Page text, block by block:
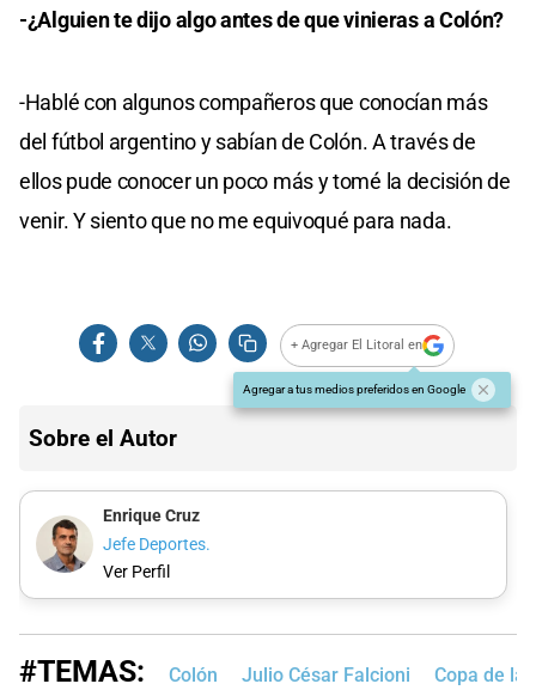
-¿Alguien te dijo algo antes de que vinieras a Colón?
-Hablé con algunos compañeros que conocían más
del fútbol argentino y sabían de Colón. A través de
ellos pude conocer un poco más y tomé la decisión de
venir. Y siento que no me equivoqué para nada.
+ Agregar El Litoral en
Agregar a tus medios preferidos en Google
Sobre el Autor
Enrique Cruz
Jefe Deportes.
Ver Perfil
#TEMAS: Colón Julio César Falcioni Copa de la